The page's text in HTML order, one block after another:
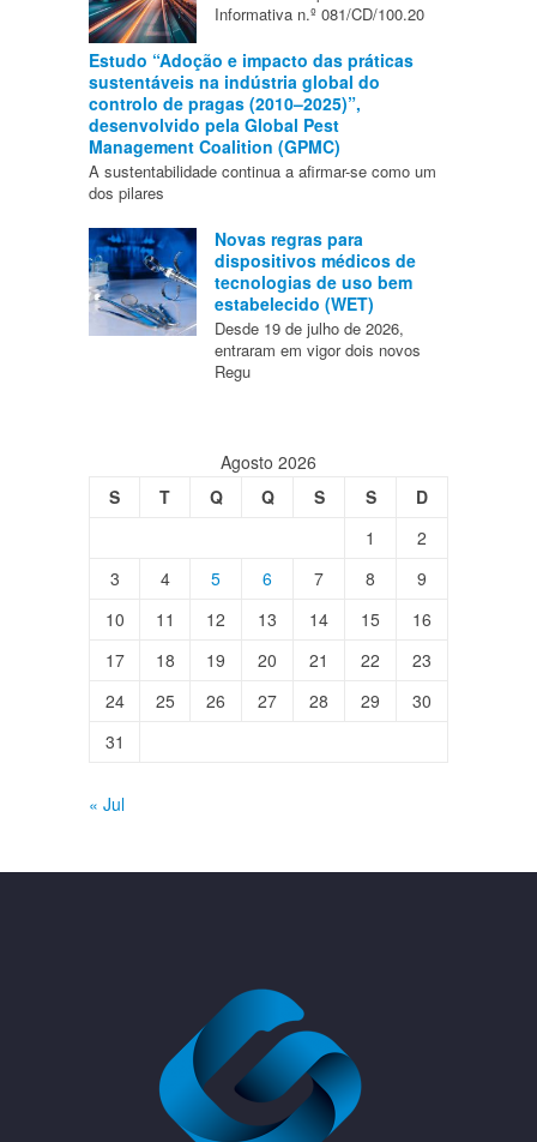
Informativa n.º 081/CD/100.20
Estudo “Adoção e impacto das práticas
sustentáveis na indústria global do
controlo de pragas (2010–2025)”,
desenvolvido pela Global Pest
Management Coalition (GPMC)
A sustentabilidade continua a afirmar-se como um
dos pilares
Novas regras para
dispositivos médicos de
tecnologias de uso bem
estabelecido (WET)
Desde 19 de julho de 2026,
entraram em vigor dois novos
Regu
Agosto 2026
S
T Q Q S S
D
1
2
3
4 5 6 7 8
9
10
11 12 13 14 15
16
17
18 19 20 21 22
23
24
25 26 27 28 29
30
31
« Jul